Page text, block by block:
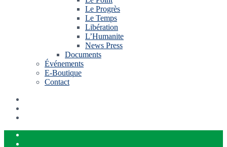
Le Progrès
Le Temps
Libération
L’Humanite
News Press
Documents
Événements
E-Boutique
Contact